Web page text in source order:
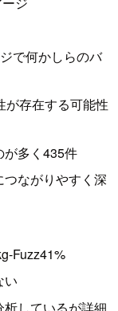
で何かしらのバ
が存在する可能性
が多く435件
ながりやすく深
Fuzz41%
い
しているが詳細